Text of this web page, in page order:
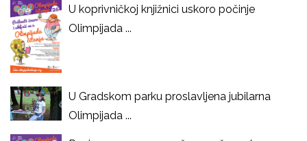
U koprivničkoj knjižnici uskoro počinje
Olimpijada ...
U Gradskom parku proslavljena jubilarna
Olimpijada ...